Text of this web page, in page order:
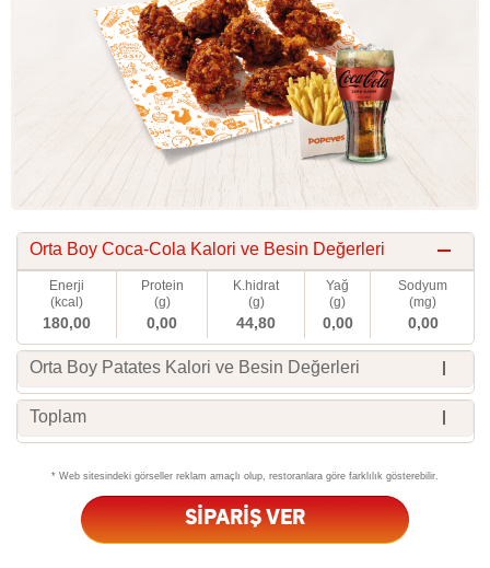
Orta Boy Coca-Cola Kalori ve Besin Değerleri
Enerji
(kcal)
180,00
Protein
(g)
0,00
K.hidrat
(g)
44,80
Yağ
(g)
0,00
Sodyum
(mg)
0,00
Orta Boy Patates Kalori ve Besin Değerleri
Toplam
* Web sitesindeki görseller reklam amaçlı olup, restoranlara göre farklılık gösterebilir.
SİPARİŞ VER